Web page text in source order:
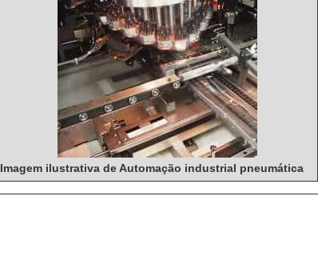
Imagem ilustrativa de Automação industrial pneumática